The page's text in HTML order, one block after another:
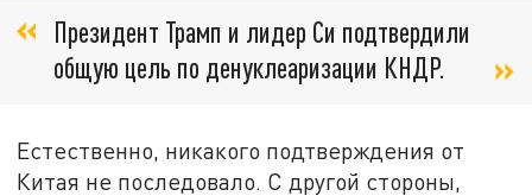
Президент Трамп и лидер Си подтвердили
общую цель по денуклеаризации КНДР.
Естественно, никакого подтверждения от
Китая не последовало. С другой стороны,